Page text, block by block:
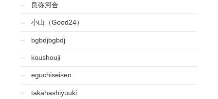
良弥河合
小山（Good24）
bgbdjbgbdj
koushouji
eguchiseisen
takahashiyuuki